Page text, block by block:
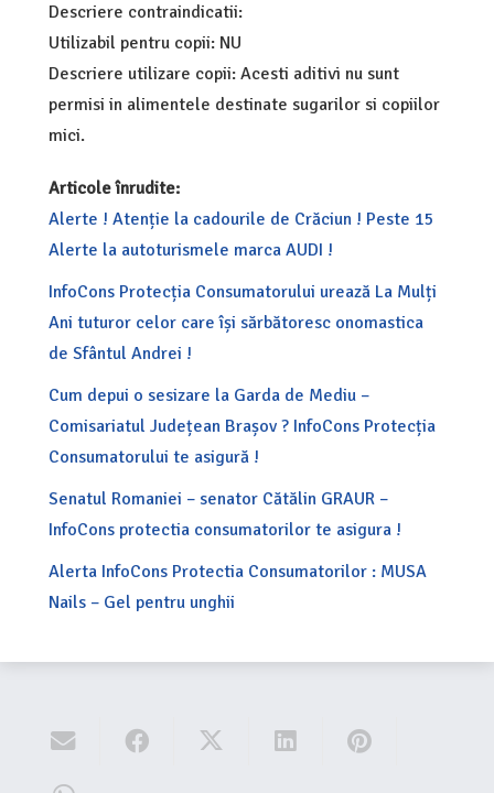
Descriere contraindicatii:
Utilizabil pentru copii: NU
Descriere utilizare copii: Acesti aditivi nu sunt
permisi in alimentele destinate sugarilor si copiilor
mici.
Articole înrudite:
Alerte ! Atenție la cadourile de Crăciun ! Peste 15
Alerte la autoturismele marca AUDI !
InfoCons Protecția Consumatorului urează La Mulți
Ani tuturor celor care își sărbătoresc onomastica
de Sfântul Andrei !
Cum depui o sesizare la Garda de Mediu –
Comisariatul Județean Brașov ? InfoCons Protecția
Consumatorului te asigură !
Senatul Romaniei – senator Cătălin GRAUR –
InfoCons protectia consumatorilor te asigura !
Alerta InfoCons Protectia Consumatorilor : MUSA
Nails – Gel pentru unghii